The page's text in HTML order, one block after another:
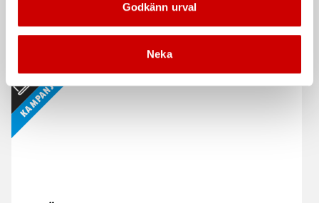
Godkänn urval
Neka
Våtservett för glasögon Stålborste
Kampanj